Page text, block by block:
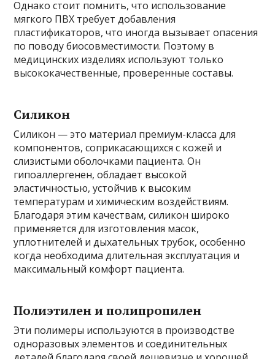
Однако стоит помнить, что использование
мягкого ПВХ требует добавления
пластификаторов, что иногда вызывает опасения
по поводу биосовместимости. Поэтому в
медицинских изделиях используют только
высококачественные, проверенные составы.
Силикон
Силикон — это материал премиум-класса для
компонентов, соприкасающихся с кожей и
слизистыми оболочками пациента. Он
гипоаллергенен, обладает высокой
эластичностью, устойчив к высоким
температурам и химическим воздействиям.
Благодаря этим качествам, силикон широко
применяется для изготовления масок,
уплотнителей и дыхательных трубок, особенно
когда необходима длительная эксплуатация и
максимальный комфорт пациента.
Полиэтилен и полипропилен
Эти полимеры используются в производстве
одноразовых элементов и соединительных